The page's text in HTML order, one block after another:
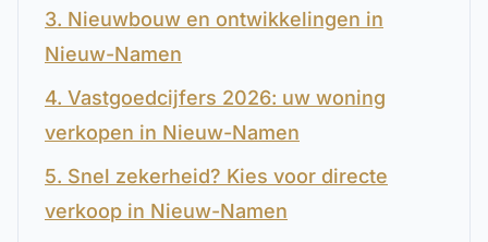
3. Nieuwbouw en ontwikkelingen in
Nieuw-Namen
4. Vastgoedcijfers 2026: uw woning
verkopen in Nieuw-Namen
5. Snel zekerheid? Kies voor directe
verkoop in Nieuw-Namen